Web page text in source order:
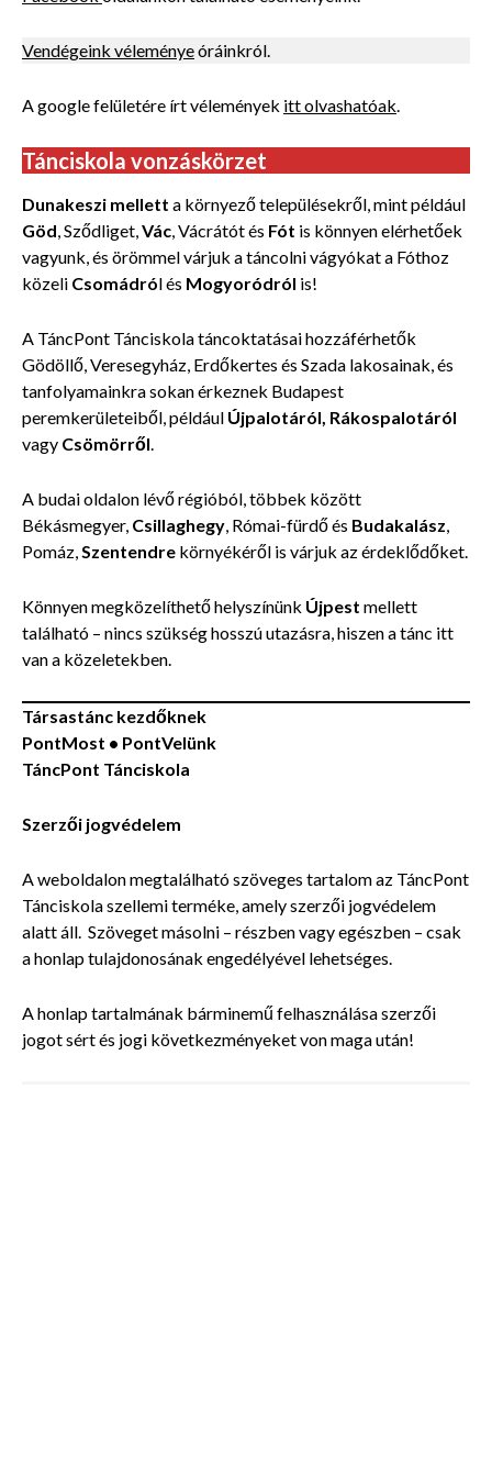
Vendégeink véleményeóráinkról.
A google felületére írt vélemények itt olvashatóak.
Tánciskola vonzáskörzet
Dunakeszi mellett a környező településekről, mint például
Göd, Sződliget,Vác, Vácrátót és Fót is könnyen elérhetőek
vagyunk, és örömmel várjuk a táncolni vágyókat a Fóthoz
közeli Csomádról és Mogyoródról is!
A TáncPont Tánciskola táncoktatásai hozzáférhetők
Gödöllő, Veresegyház, Erdőkertes és Szada lakosainak, és
tanfolyamainkra sokan érkeznek Budapest
peremkerületeiből, például Újpalotáról, Rákospalotáról
vagy Csömörről.
A budai oldalon lévő régióból, többek között
Békásmegyer, Csillaghegy, Római-fürdő és Budakalász,
Pomáz,Szentendre környékéről is várjuk az érdeklődőket.
Könnyen megközelíthető helyszínünk Újpest mellett
található – nincs szükség hosszú utazásra, hiszen a tánc itt
van a közeletekben.
Társastánc kezdőknek
PontMost • PontVelünk
TáncPont Tánciskola
Szerzői jogvédelem
A weboldalon megtalálható szöveges tartalom az TáncPont
Tánciskola szellemi terméke, amely szerzői jogvédelem
alatt áll. Szöveget másolni – részben vagy egészben – csak
a honlap tulajdonosának engedélyével lehetséges.
A honlap tartalmának bárminemű felhasználása szerzői
jogot sért és jogi következményeket von maga után!